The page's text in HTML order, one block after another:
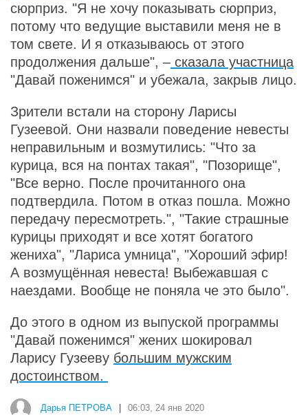
сюрприз. "Я не хочу показывать сюрприз,
потому что ведущие выставили меня не в
том свете. И я отказываюсь от этого
продолжения дальше", – сказала участница
"Давай поженимся" и убежала, закрыв лицо.
Зрители встали на сторону Ларисы
Гузеевой. Они назвали поведение невесты
неправильным и возмутились: "Что за
курица, вся на понтах такая", "Позорище",
"Все верно. После прочитанного она
подтвердила. Потом в отказ пошла. Можно
передачу пересмотреть.", "Такие страшные
курицы приходят и все хотят богатого
жениха", "Лариса умница", "Хороший эфир!
А возмущённая невеста! Выбежавшая с
наездами. Вообще не поняла че это было".
До этого в одном из выпуской программы
"Давай поженимся" жених шокировал
Ларису Гузееву большим мужским
достоинством.
Дарья ПЕТРОВА 06:03, 24 янв 2020